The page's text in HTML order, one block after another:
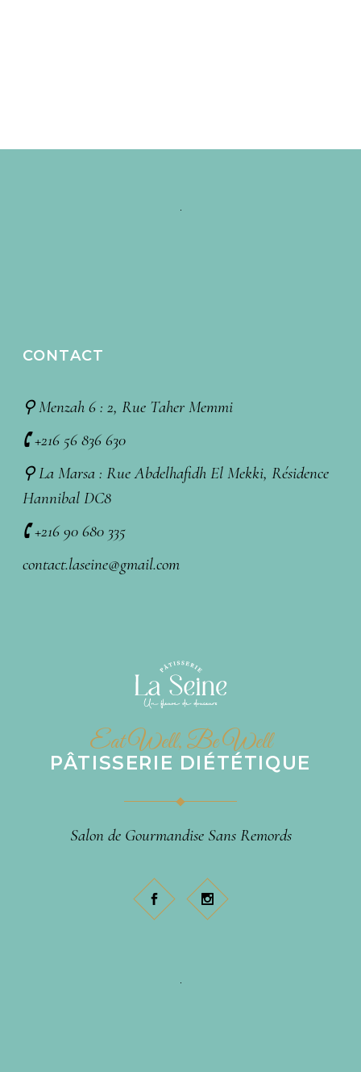
CONTACT
⚲ Menzah 6 : 2, Rue Taher Memmi
🕻 +216 56 836 630
⚲ La Marsa : Rue Abdelhafidh El Mekki, Résidence
Hannibal DC8
🕻 +216 90 680 335
contact.laseine@gmail.com
Eat Well, Be Well
PÂTISSERIE DIÉTÉTIQUE
Salon de Gourmandise Sans Remords